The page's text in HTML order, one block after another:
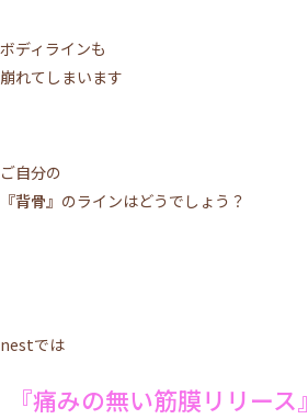
ボディラインも
崩れてしまいます
ご自分の
『背骨』 のラインはどうでしょう？
nestでは
『痛みの無い筋膜リリース』